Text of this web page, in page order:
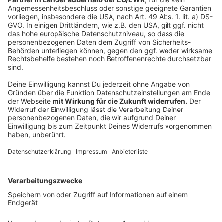
Anzeige
Sollten Tiere im Zirkus auftreten?
Nein. Man sollte die Tiere nicht mehr
präsentieren.
88%
Ja. Ich finde, das gehört einfach dazu. 12%
Die Abstimmung ist bereits abgeschlossen.
Anzeige